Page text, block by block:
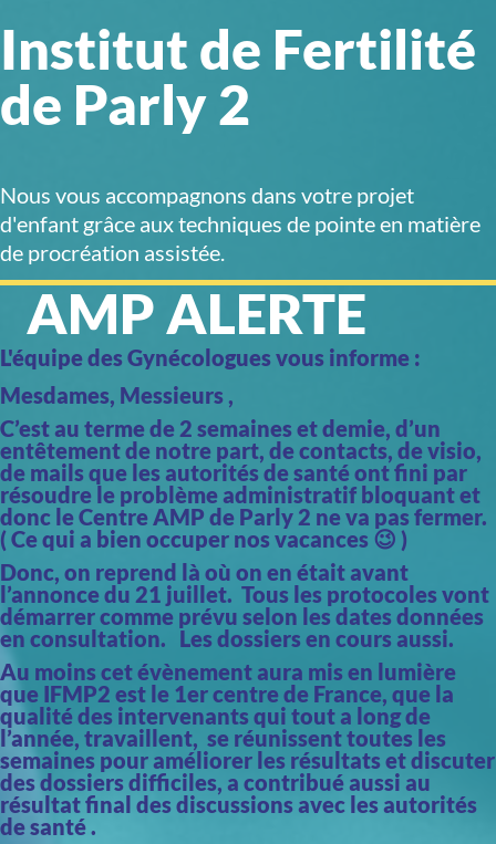
Institut de Fertilité
de Parly 2
Nous vous accompagnons dans votre projet
d'enfant grâce aux techniques de pointe en matière
de procréation assistée.
AMP ALERTE
L'équipe des Gynécologues vous informe :
Mesdames, Messieurs ,
C’est au terme de 2 semaines et demie, d’un
entêtement de notre part, de contacts, de visio,
de mails que les autorités de santé ont fini par
résoudre le problème administratif bloquant et
donc le Centre AMP de Parly 2 ne va pas fermer.
( Ce qui a bien occuper nos vacances 😉 )
Donc, on reprend là où on en était avant
l’annonce du 21 juillet. Tous les protocoles vont
démarrer comme prévu selon les dates données
en consultation. Les dossiers en cours aussi.
Au moins cet évènement aura mis en lumière
que IFMP2 est le 1er centre de France, que la
qualité des intervenants qui tout a long de
l’année, travaillent, se réunissent toutes les
semaines pour améliorer les résultats et discuter
des dossiers difficiles, a contribué aussi au
résultat final des discussions avec les autorités
de santé .